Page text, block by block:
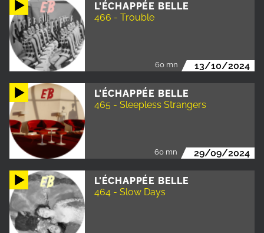
L'ÉCHAPPÉE BELLE
466 - Trouble
60 mn 13/10/2024
L'ÉCHAPPÉE BELLE
465 - Sleepless Strangers
60 mn 29/09/2024
L'ÉCHAPPÉE BELLE
464 - Slow Days